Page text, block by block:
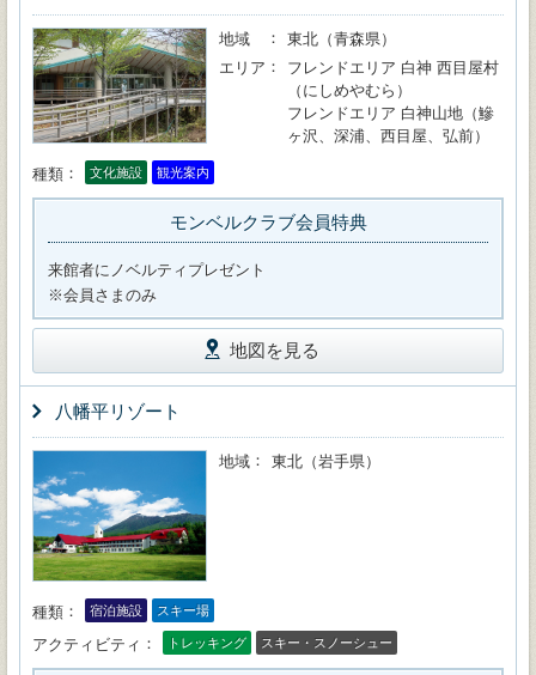
地域
東北（青森県）
エリア
フレンドエリア 白神 西目屋村
（にしめやむら）
フレンドエリア 白神山地（鰺
ヶ沢、深浦、西目屋、弘前）
種類 文化施設 観光案内
モンベルクラブ会員特典
来館者にノベルティプレゼント
※会員さまのみ
地図を見る
八幡平リゾート
地域 東北（岩手県）
種類 宿泊施設 スキー場
アクティビティ トレッキング スキー・スノーシュー